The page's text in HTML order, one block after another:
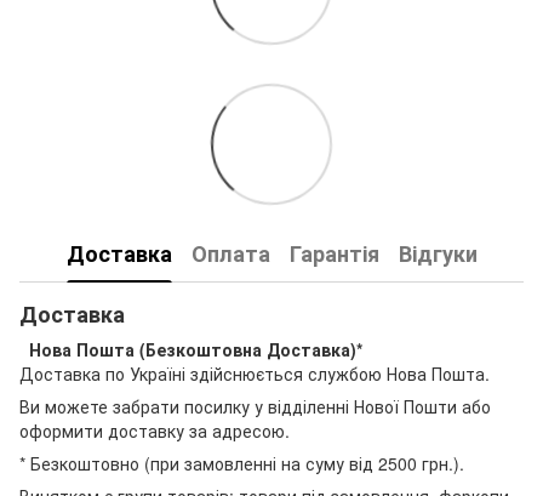
Доставка Оплата Гарантія
Відгуки
Доставка
Нова Пошта (Безкоштовна Доставка)*
Доставка по Україні здійснюється службою Нова Пошта.
Ви можете забрати посилку у відділенні Нової Пошти або
оформити доставку за адресою.
* Безкоштовно (при замовленні на суму від 2500 грн.).